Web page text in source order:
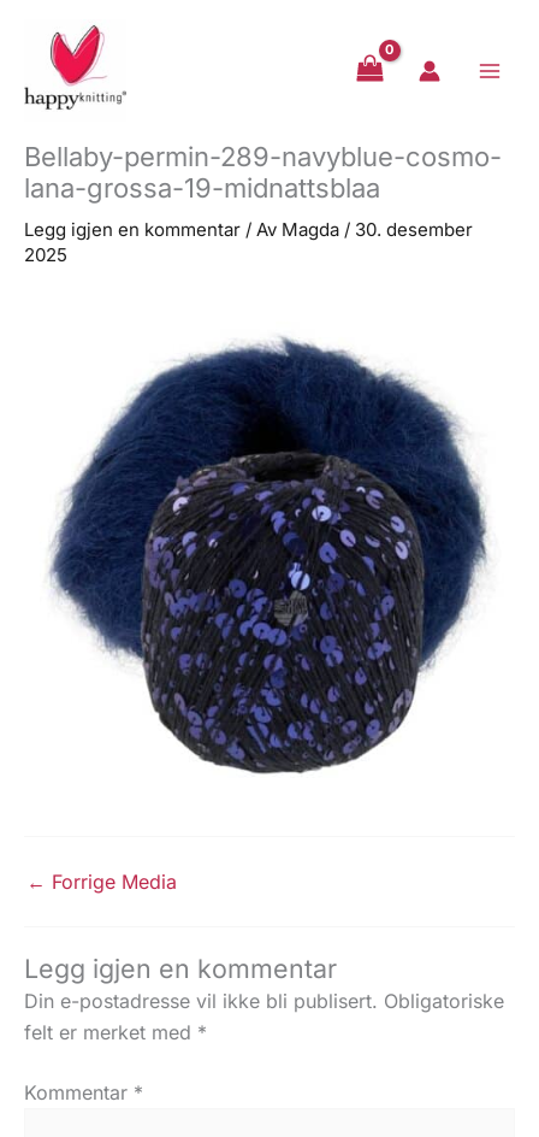
innholdet
Bellaby-permin-289-navyblue-cosmo-
lana-grossa-19-midnattsblaa
Legg igjen en kommentar / Av Magda / 30. desember
2025
← Forrige Media
Legg igjen en kommentar
Din e-postadresse vil ikke bli publisert. Obligatoriske
felt er merket med *
Kommentar *